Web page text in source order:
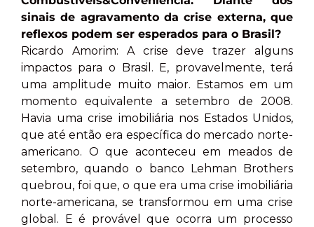
sinais de agravamento da crise externa, que
reflexos podem ser esperados para o Brasil?
Ricardo Amorim: A crise deve trazer alguns
impactos para o Brasil. E, provavelmente, terá
uma amplitude muito maior. Estamos em um
momento equivalente a setembro de 2008.
Havia uma crise imobiliária nos Estados Unidos,
que até então era específica do mercado norte-
americano. O que aconteceu em meados de
setembro, quando o banco Lehman Brothers
quebrou, foi que, o que era uma crise imobiliária
norte-americana, se transformou em uma crise
global. E é provável que ocorra um processo